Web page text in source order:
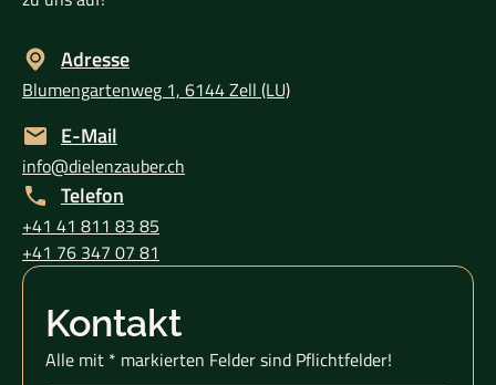
Adresse
Blumengartenweg 1, 6144 Zell (LU)
E-Mail
info@dielenzauber.ch
Telefon
+41 41 811 83 85
+41 76 347 07 81
Kontakt
Alle mit * markierten Felder sind Pflichtfelder!